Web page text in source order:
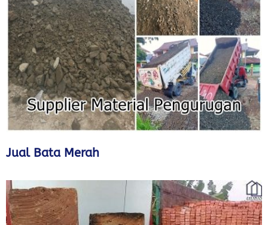
Jual Bata Merah